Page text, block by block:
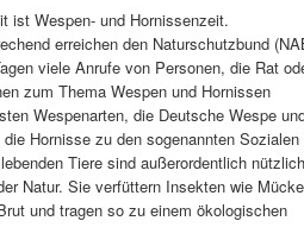
ist Wespen- und Hornissenzeit.
erreichen den Naturschutzbund
viele Anrufe von Personen, die Rat
zum Thema Wespen und Hornissen
Wespenarten, die Deutsche Wespe
Hornisse zu den sogenannten Sozialen
Tiere sind außerordentlich nützlich
Natur. Sie verfüttern Insekten wie
und tragen so zu einem ökologischen